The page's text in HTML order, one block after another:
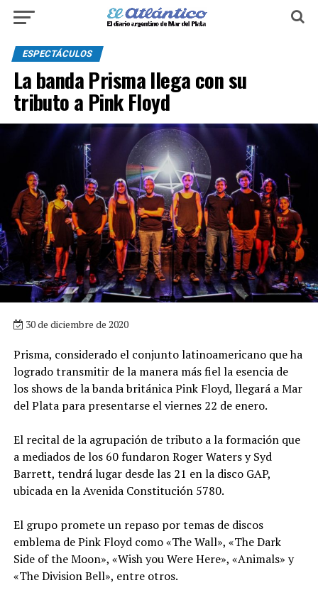
ESPECTÁCULOS
La banda Prisma llega con su
tributo a Pink Floyd
30 de diciembre de 2020
Prisma, considerado el conjunto latinoamericano que ha
logrado transmitir de la manera más fiel la esencia de
los shows de la banda británica Pink Floyd, llegará a Mar
del Plata para presentarse el viernes 22 de enero.
El recital de la agrupación de tributo a la formación que
a mediados de los 60 fundaron Roger Waters y Syd
Barrett, tendrá lugar desde las 21 en la disco GAP,
ubicada en la Avenida Constitución 5780.
El grupo promete un repaso por temas de discos
emblema de Pink Floyd como «The Wall», «The Dark
Side of the Moon», «Wish you Were Here», «Animals» y
«The Division Bell», entre otros.